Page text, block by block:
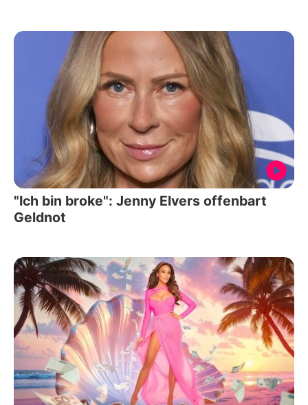
"Ich bin broke": Jenny Elvers offenbart
Geldnot